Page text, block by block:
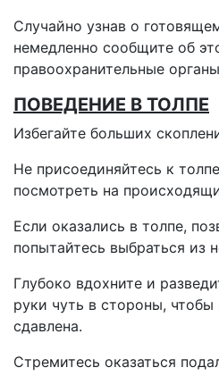
Случайно узнав о
немедленно сообщите об
правоохранительные
ПОВЕДЕНИЕ В ТОЛПЕ
Избегайте больших
Не присоединяйтесь к
посмотреть на
Если оказались в толпе,
попытайтесь выбраться из
Глубоко вдохните и
руки чуть в стороны, чтобы
сдавлена.
Стремитесь оказаться